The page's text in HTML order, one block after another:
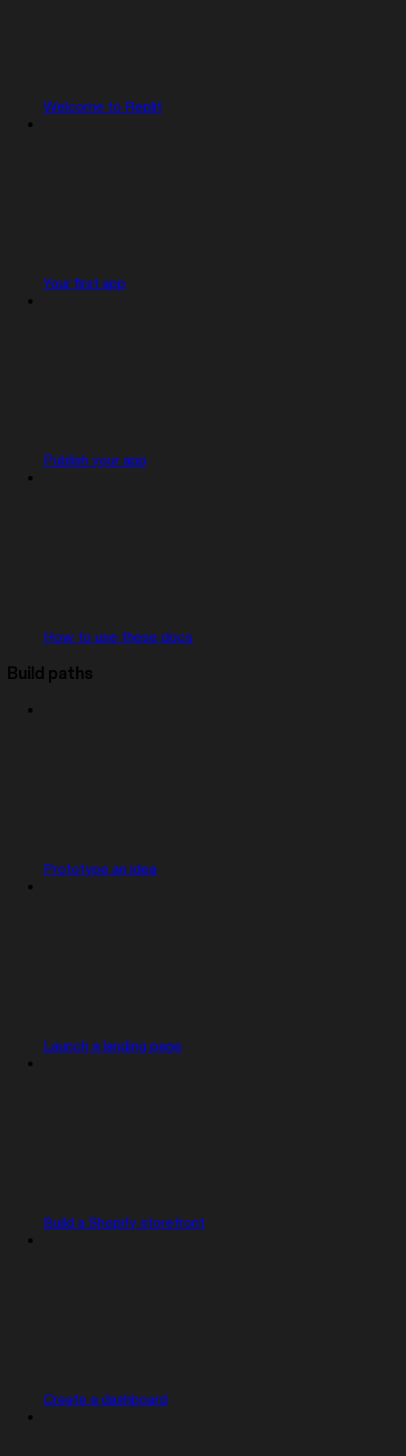
Welcome to Replit
Your first app
Publish your app
How to use these docs
Build paths
Prototype an idea
Launch a landing page
Build a Shopify storefront
Create a dashboard